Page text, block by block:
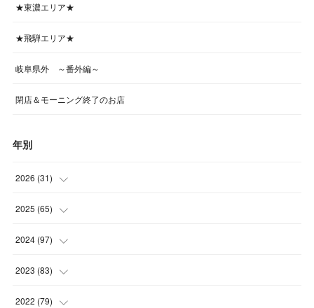
★東濃エリア★
★飛騨エリア★
岐阜県外 ～番外編～
閉店＆モーニング終了のお店
年別
2026 (31)
(4
(4
(5
(4
2025 (65)
(5
(6
(6
2024 (97)
(5
(7
2023 (83)
(6
2022 (79)